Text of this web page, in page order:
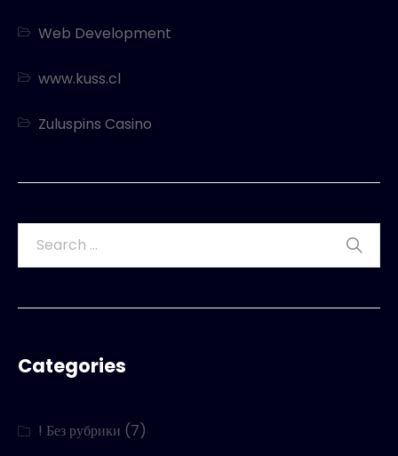
Web Development
www.kuss.cl
Zuluspins Casino
Categories
! Без рубрики (7)